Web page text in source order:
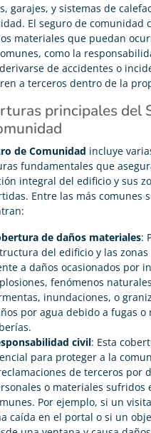
garajes, y sistemas de
El seguro de comunidad
materiales que puedan
como la
de accidentes o
a terceros dentro de la
principales del
de Comunidad incluye
fundamentales que
integral del edificio y sus
Entre las más comunes
de daños materiales:
del edificio y las zonas
a daños ocasionados por
fenómenos
inundaciones, o
por agua debido a fugas o
civil: Esta
para proteger a la
de terceros por
o materiales sufridos
Por ejemplo, si un
caída en el portal o si un